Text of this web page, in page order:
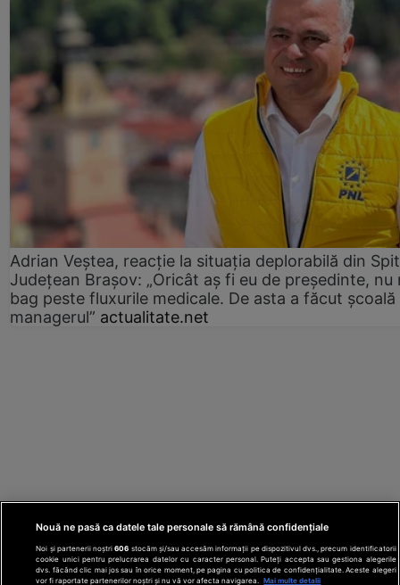
Adrian Veștea, reacție la situația deplorabilă din
Județean Brașov: „Oricât aș fi eu de președinte, nu
bag peste fluxurile medicale. De asta a făcut școală
managerul” actualitate.net
Nouă ne pasă ca datele tale personale să rămână confidențiale
Noi și partenerii noștri606 stocăm și/sau accesăm informații pe dispozitivul dvs., precum identificatorii
cookie unici pentru prelucrarea datelor cu caracter personal. Puteți accepta sau gestiona alegerile
dvs. făcând clic mai jos sau în orice moment, pe pagina cu politica de confidențialitate. Aceste alegeri
vor fi raportate partenerilor noștri și nu vă vor afecta navigarea.
Mai multe detalii